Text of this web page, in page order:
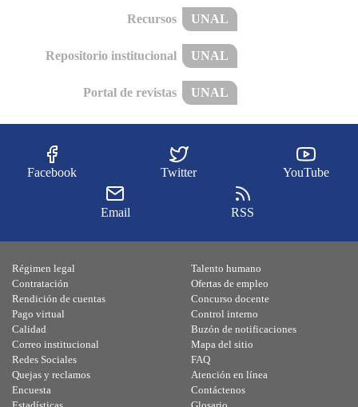
Recursos UNAL
Repositorio institucional UNAL
Portal de revistas UNAL
Facebook Twitter YouTube
Email RSS
Régimen legal
Contratación
Rendición de cuentas
Pago virtual
Calidad
Talento humano
Ofertas de empleo
Concurso docente
Control interno
Buzón de notificaciones
Correo institucional
Redes Sociales
Quejas y reclamos
Encuesta
Mapa del sitio
FAQ
Atención en línea
Contáctenos